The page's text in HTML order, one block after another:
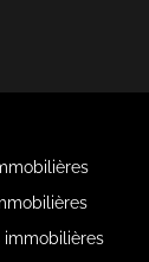
immobilières